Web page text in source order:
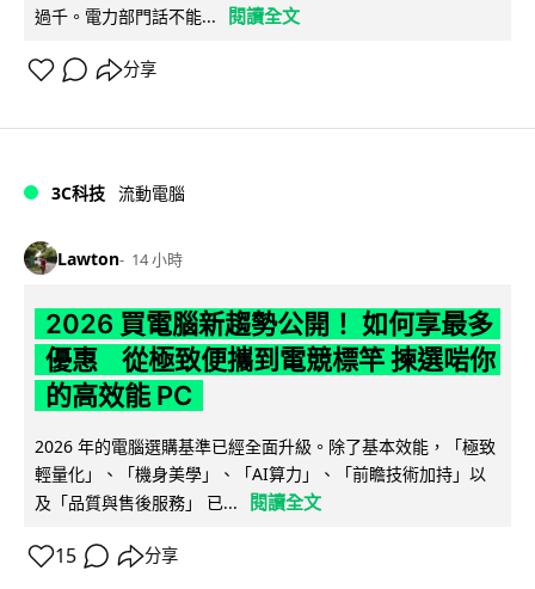
過千。電力部門話不能...
閱讀全文
分享
3C科技 流動電腦
Lawton 14 小時
2026 買電腦新趨勢公開！ 如何享最多
優惠 從極致便攜到電競標竿 揀選啱你
的高效能 PC
2026 年的電腦選購基準已經全面升級。除了基本效能，「極致
輕量化」、「機身美學」、「AI算力」、「前瞻技術加持」以
及「品質與售後服務」 已...
閱讀全文
15 分享